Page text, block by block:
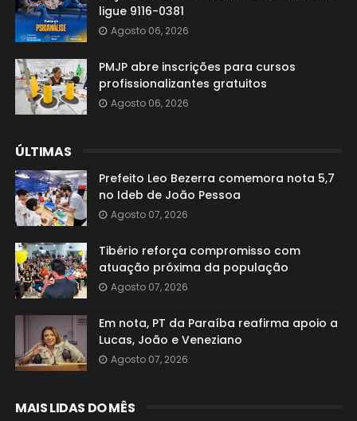
ligue 9116-0381
Agosto 06, 2026
PMJP abre inscrições para cursos
profissionalizantes gratuitos
Agosto 06, 2026
ÚLTIMAS
Prefeito Leo Bezerra comemora nota 5,7
no Ideb de João Pessoa
Agosto 07, 2026
Tibério reforça compromisso com
atuação próxima da população
Agosto 07, 2026
Em nota, PT da Paraíba reafirma apoio a
Lucas, João e Veneziano
Agosto 07, 2026
MAIS LIDAS DO MÊS